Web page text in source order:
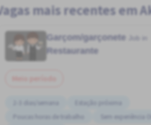
mais recentes em
Garçom/garçonete
Restaurante
2-3 dias/semana
Poucas horas de trabalho
Sem experiência